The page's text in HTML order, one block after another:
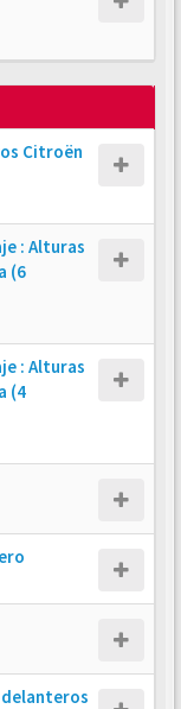
Citroën
: Alturas
(6
: Alturas
(4